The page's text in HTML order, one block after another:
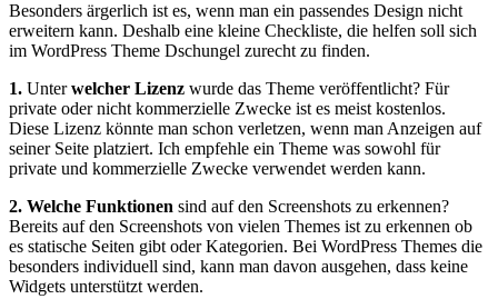
Besonders ärgerlich ist es, wenn man ein passendes Design nicht
erweitern kann. Deshalb eine kleine Checkliste, die helfen soll sich
im WordPress Theme Dschungel zurecht zu finden.
1. Unterwelcher Lizenz wurde das Theme veröffentlicht? Für
private oder nicht kommerzielle Zwecke ist es meist kostenlos.
Diese Lizenz könnte man schon verletzen, wenn man Anzeigen auf
seiner Seite platziert. Ich empfehle ein Theme was sowohl für
private und kommerzielle Zwecke verwendet werden kann.
2. Welche Funktionen sind auf den Screenshots zu erkennen?
Bereits auf den Screenshots von vielen Themes ist zu erkennen ob
es statische Seiten gibt oder Kategorien. Bei WordPress Themes die
besonders individuell sind, kann man davon ausgehen, dass keine
Widgets unterstützt werden.